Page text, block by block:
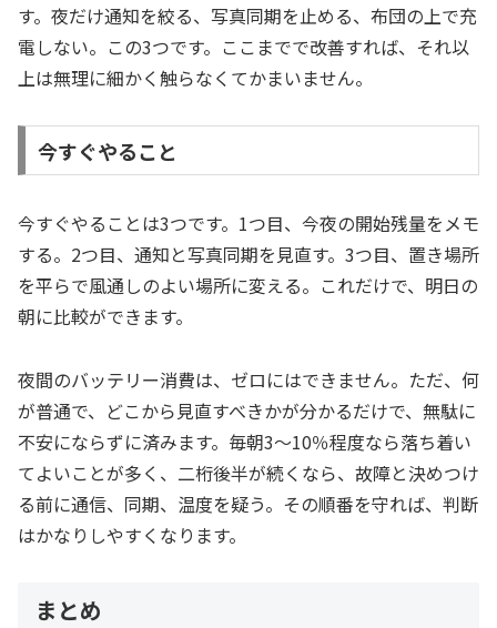
す。夜だけ通知を絞る、写真同期を止める、布団の上で充
電しない。この3つです。ここまでで改善すれば、それ以
上は無理に細かく触らなくてかまいません。
今すぐやること
今すぐやることは3つです。1つ目、今夜の開始残量をメモ
する。2つ目、通知と写真同期を見直す。3つ目、置き場所
を平らで風通しのよい場所に変える。これだけで、明日の
朝に比較ができます。
夜間のバッテリー消費は、ゼロにはできません。ただ、何
が普通で、どこから見直すべきかが分かるだけで、無駄に
不安にならずに済みます。毎朝3〜10％程度なら落ち着い
てよいことが多く、二桁後半が続くなら、故障と決めつけ
る前に通信、同期、温度を疑う。その順番を守れば、判断
はかなりしやすくなります。
まとめ